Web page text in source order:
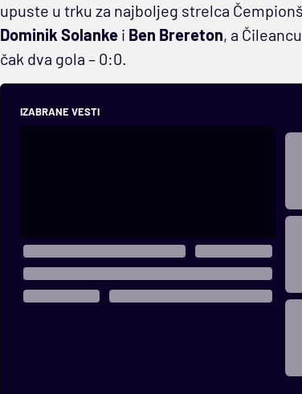
upuste u trku za najboljeg strelca
Dominik Solankei Ben Brereton, a
čak dva gola – 0:0.
IZABRANE VESTI